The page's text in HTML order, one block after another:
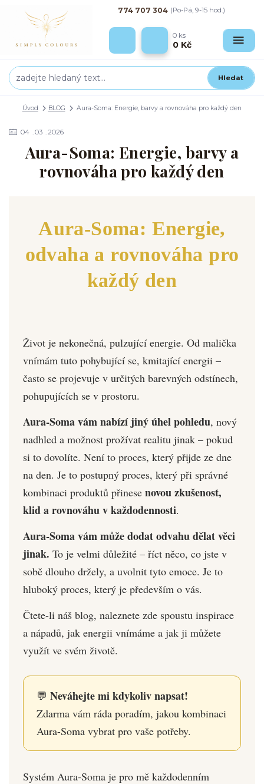
Hledat
774 707 304 (Po-Pá, 9-15 hod.)
0 ks
0 Kč
Úvod BLOG Aura-Soma: Energie, barvy a rovnováha pro každý den
04 03 2026
Aura-Soma: Energie, barvy a
rovnováha pro každý den
Aura-Soma: Energie,
odvaha a rovnováha pro
každý den
Život je nekonečná, pulzující energie. Od malička
vnímám tuto pohybující se, kmitající energii –
často se projevuje v určitých barevných odstínech,
pohupujících se v prostoru.
Aura-Soma vám nabízí jiný úhel pohledu, nový
nadhled a možnost prožívat realitu jinak – pokud
si to dovolíte. Není to proces, který přijde ze dne
na den. Je to postupný proces, který při správné
kombinaci produktů přinese novou zkušenost,
klid a rovnováhu v každodennosti.
Aura-Soma vám může dodat odvahu dělat věci
jinak. To je velmi důležité – říct něco, co jste v
sobě dlouho držely, a uvolnit tyto emoce. Je to
hluboký proces, který je především o vás.
Čtete-li náš blog, naleznete zde spoustu inspirace
a nápadů, jak energii vnímáme a jak ji můžete
využít ve svém životě.
💬 Neváhejte mi kdykoliv napsat!
Zdarma vám ráda poradím, jakou kombinaci
Aura-Soma vybrat pro vaše potřeby.
Systém Aura-Soma je pro mě každodenním